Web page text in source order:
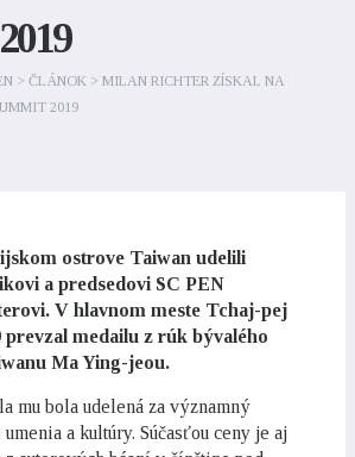
> ČLÁNOK > MILAN RICHTER ZÍSKAL NA
2019
ostrove Taiwan udelili
a predsedovi SC PEN
V hlavnom meste Tchaj-pej
prevzal medailu z rúk bývalého
Ma Ying-jeou.
mu bola udelená za významný
a kultúry. Súčasťou ceny je aj